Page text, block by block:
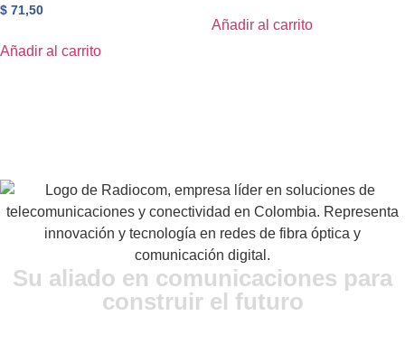
$ 71,50
Añadir al carrito
Añadir al carrito
Su aliado en comunicaciones para
construir el futuro